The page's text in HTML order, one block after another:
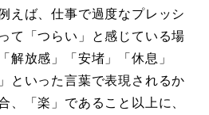
えば、仕事で過度なプレッシ
て「つらい」と感じている場
解放感」「安堵」「休息」
といった言葉で表現されるか
、「楽」であること以上に、